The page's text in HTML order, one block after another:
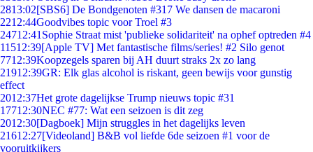
2813:02[SBS6] De Bondgenoten #317 We dansen de macaroni
2212:44Goodvibes topic voor Troel #3
24712:41 Sophie Straat mist 'publieke solidariteit' na ophef optreden #4
11512:39[Apple TV] Met fantastische films/series! #2 Silo genot
7712:39Koopzegels sparen bij AH duurt straks 2x zo lang
21912:39GR: Elk glas alcohol is riskant, geen bewijs voor gunstig
effect
2012:37Het grote dagelijkse Trump nieuws topic #31
17712:30NEC #77: Wat een seizoen is dit zeg
2012:30[Dagboek] Mijn struggles in het dagelijks leven
21612:27[Videoland] B&B vol liefde 6de seizoen #1 voor de
vooruitkijkers